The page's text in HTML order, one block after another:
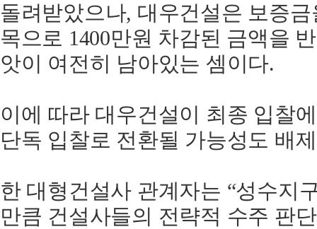
돌려받았으나, 대우건설은 보증
목으로 1400만원 차감된 금액을
앗이 여전히 남아있는 셈이다.
이에 따라 대우건설이 최종 입찰
단독 입찰로 전환될 가능성도 배
한 대형건설사 관계자는 “성수지
만큼 건설사들의 전략적 수주 판